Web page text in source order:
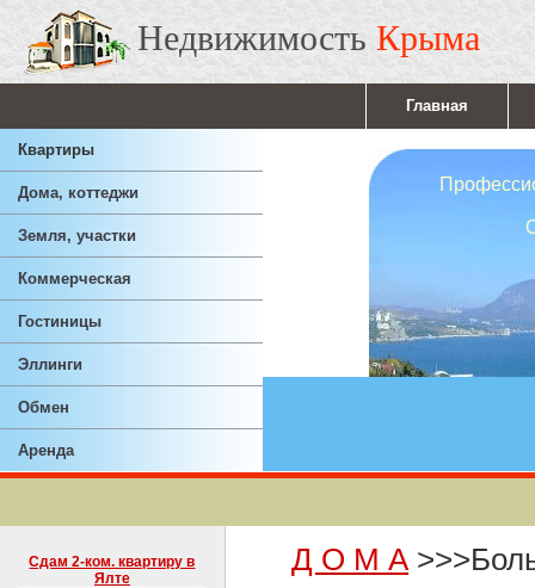
Недвижимость Крыма
Главная
Квартиры
Дома, коттеджи
Земля, участки
Коммерческая
Гостиницы
Эллинги
Обмен
Аренда
Сдам 2-ком. квартиру в
Ялте
Д О М А